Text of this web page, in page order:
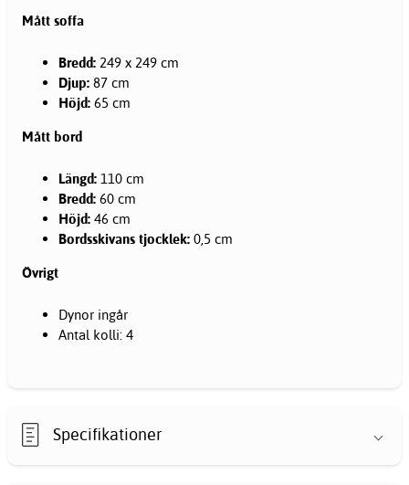
Mått soffa
Bredd: 249 x 249 cm
Djup: 87 cm
Höjd: 65 cm
Mått bord
Längd: 110 cm
Bredd: 60 cm
Höjd: 46 cm
Bordsskivans tjocklek: 0,5 cm
Övrigt
Dynor ingår
Antal kolli: 4
Specifikationer